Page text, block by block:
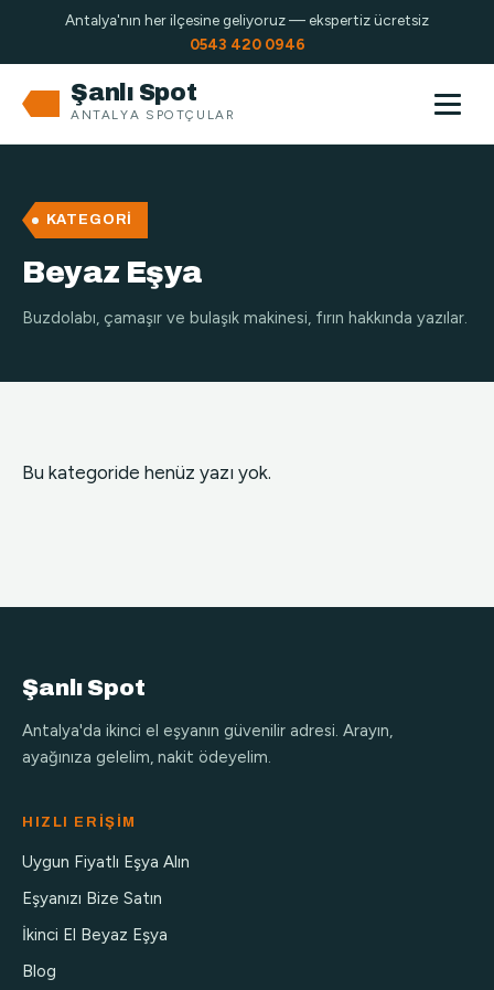
Antalya'nın her ilçesine geliyoruz — ekspertiz ücretsiz
0543 420 0946
Şanlı Spot
ANTALYA SPOTÇULAR
KATEGORI
Beyaz Eşya
Buzdolabı, çamaşır ve bulaşık makinesi, fırın hakkında yazılar.
Bu kategoride henüz yazı yok.
Şanlı Spot
Antalya'da ikinci el eşyanın güvenilir adresi. Arayın,
ayağınıza gelelim, nakit ödeyelim.
HIZLI ERIŞIM
Uygun Fiyatlı Eşya Alın
Eşyanızı Bize Satın
İkinci El Beyaz Eşya
Blog